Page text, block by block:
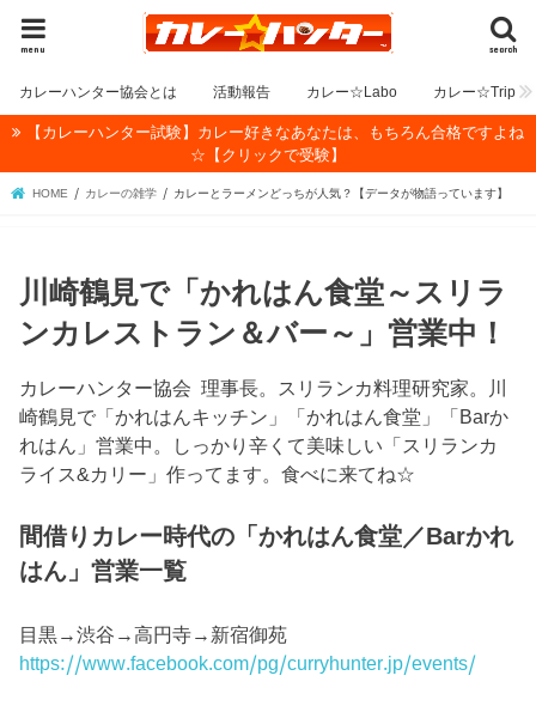
search
menu
カレーハンター協会とは 活動報告 カレー☆Labo カレー☆Trip
【カレーハンター試験】カレー好きなあなたは、もちろん合格ですよね
☆【クリックで受験】
HOME カレーの雑学 カレーとラーメンどっちが人気？【データが物語っています】
川崎鶴見で「かれはん食堂～スリラ
ンカレストラン＆バー～」営業中！
カレーハンター協会 理事長。スリランカ料理研究家。川
崎鶴見で「かれはんキッチン」「かれはん食堂」「Barか
れはん」営業中。しっかり辛くて美味しい「スリランカ
ライス&カリー」作ってます。食べに来てね☆
間借りカレー時代の「かれはん食堂／Barかれ
はん」営業一覧
目黒→渋谷→高円寺→新宿御苑
https://www.facebook.com/pg/curryhunter.jp/events/